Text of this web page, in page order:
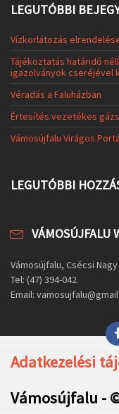
LEGUTÓBBI
Vízkorlátozás
Tájékoztatás határidő
igazolványok cseréjével
Véradás a Faluházban
Értesítés vezetékes
Vámosújfalu Virágos
LEGUTÓBBI
VÁMOSÚJFALU
Vámosújfalu, Csécsi Nagy
Tel: (47) 394-042
Email:
Adatkezelési
Vámosújfalu -